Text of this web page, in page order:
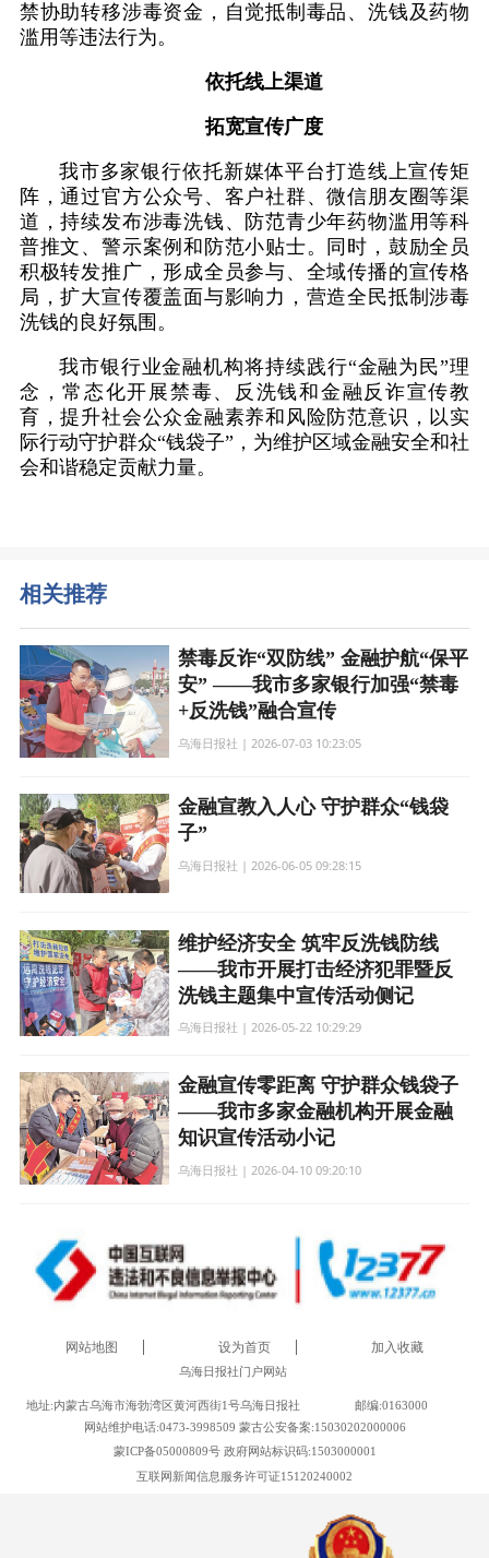
禁协助转移涉毒资金，自觉抵制毒品、洗钱及药物
滥用等违法行为。
依托线上渠道
拓宽宣传广度
我市多家银行依托新媒体平台打造线上宣传矩
阵，通过官方公众号、客户社群、微信朋友圈等渠
道，持续发布涉毒洗钱、防范青少年药物滥用等科
普推文、警示案例和防范小贴士。同时，鼓励全员
积极转发推广，形成全员参与、全域传播的宣传格
局，扩大宣传覆盖面与影响力，营造全民抵制涉毒
洗钱的良好氛围。
我市银行业金融机构将持续践行“金融为民”理
念，常态化开展禁毒、反洗钱和金融反诈宣传教
育，提升社会公众金融素养和风险防范意识，以实
际行动守护群众“钱袋子”，为维护区域金融安全和社
会和谐稳定贡献力量。
相关推荐
禁毒反诈“双防线” 金融护航“保平
安” ——我市多家银行加强“禁毒
+反洗钱”融合宣传
乌海日报社 | 2026-07-03 10:23:05
金融宣教入人心 守护群众“钱袋
子”
乌海日报社 | 2026-06-05 09:28:15
维护经济安全 筑牢反洗钱防线
——我市开展打击经济犯罪暨反
洗钱主题集中宣传活动侧记
乌海日报社 | 2026-05-22 10:29:29
金融宣传零距离 守护群众钱袋子
——我市多家金融机构开展金融
知识宣传活动小记
乌海日报社 | 2026-04-10 09:20:10
网站地图 设为首页 加入收藏
乌海日报社门户网站
地址:内蒙古乌海市海勃湾区黄河西街1号乌海日报社
邮编:0163000
网站维护电话:0473-3998509 蒙古公安备案:15030202000006
蒙ICP备05000809号 政府网站标识码:1503000001
互联网新闻信息服务许可证15120240002